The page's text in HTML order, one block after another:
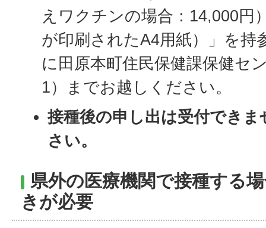
えワクチンの場合：14,000円
が印刷されたA4用紙）」を持
に田原本町住民保健課保健セ
1）までお越しください。
接種後の申し出は受付でき
さい。
県外の医療機関で接種する
きが必要